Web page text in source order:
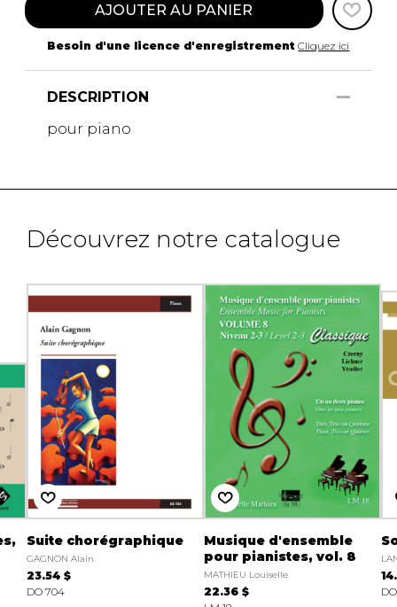
AJOUTER AU PANIER
Besoin d'une licence d'enregistrement Cliquez ici
DESCRIPTION
pour piano
Découvrez notre catalogue
Suite chorégraphique
GAGNON Alain
23.54 $
DO 704
Musique d'ensemble
pour pianistes, vol. 8
MATHIEU Louiselle
22.36 $